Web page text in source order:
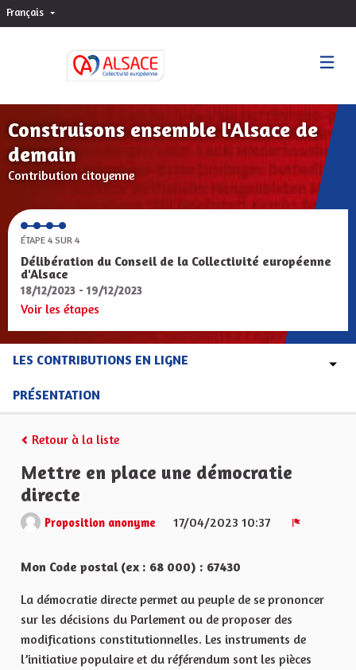
Français Choisir la langue
Construisons ensemble l'Alsace de
demain
Contribution citoyenne
ÉTAPE 4 SUR 4
Délibération du Conseil de la Collectivité européenne
d'Alsace
18/12/2023 - 19/12/2023
Voir les étapes
LES CONTRIBUTIONS EN LIGNE
PRÉSENTATION
Retour à la liste
Mettre en place une démocratie
directe
Proposition anonyme
17/04/2023 10:37
Mon Code postal (ex : 68 000) : 67430
La démocratie directe permet au peuple de se prononcer
sur les décisions du Parlement ou de proposer des
modifications constitutionnelles. Les instruments de
l’initiative populaire et du référendum sont les pièces